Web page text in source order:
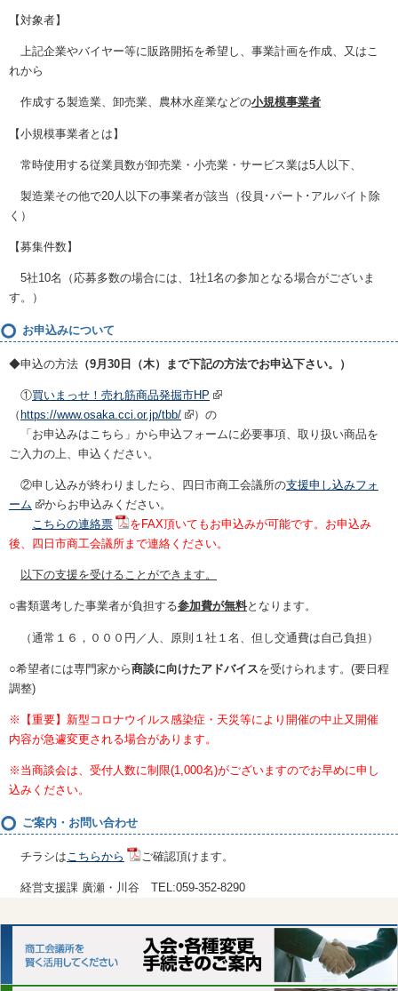
【対象者】
上記企業やバイヤー等に販路開拓を希望し、事業計画を作成、又はこ
れから
作成する製造業、卸売業、農林水産業などの小規模事業者
【小規模事業者とは】
常時使用する従業員数が卸売業・小売業・サービス業は5 人以下、
製造業その他で20 人以下の事業者が該当（役員･パート･アルバイト除
く）
【募集件数】
5社10名（応募多数の場合には、1社1名の参加となる場合がございま
す。）
お申込みについて
◆申込の方法 （9月30日（木）まで下記の方法でお申込下さい。）
①買いまっせ！売れ筋商品発掘市HP
（ https://www.osaka.cci.or.jp/tbb/
）の
「お申込みはこちら」から申込フォームに必要事項、取り扱い商品を
ご入力の上、申込ください。
②申し込みが終わりましたら、四日市商工会議所の支援申し込みフォ
ーム
からお申込みください。
こちらの連絡票
をFAX頂いてもお申込みが可能です。お申込み
後、四日市商工会議所まで連絡ください。
以下の支援を受けることができます。
○書類選考した事業者が負担する参加費が無料となります。
（通常１６，０００円／人、原則１社１名、但し交通費は自己負担）
○希望者には専門家から商談に向けたアドバイスを受けられます。(要日程
調整)
※【重要】新型コロナウイルス感染症・天災等により開催の中止又開催
内容が急遽変更される場合があります。
※当商談会は、受付人数に制限(1,000名)がございますのでお早めに申し
込みください。
ご案内・お問い合わせ
チラシは こちらから ご確認頂けます。
経営支援課 廣瀬・川谷 TEL:059-352-8290